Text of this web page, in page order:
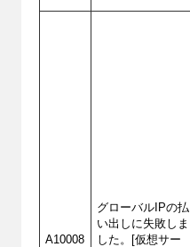
A10008
グローバルIPの払
い出しに失敗しま
した。[仮想サー